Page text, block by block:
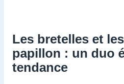
Les bretelles et
papillon : un duo
tendance